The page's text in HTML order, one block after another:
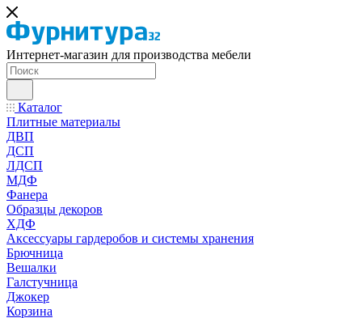
Интернет-магазин для производства мебели
Каталог
Плитные материалы
ДВП
ДСП
ЛДСП
МДФ
Фанера
Образцы декоров
ХДФ
Аксессуары гардеробов и системы хранения
Брючница
Вешалки
Галстучница
Джокер
Корзина